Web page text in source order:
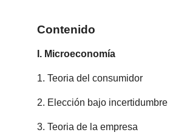
Contenido
I. Microeconomía
1. Teoria del consumidor
2. Elección bajo incertidumbre
3. Teoria de la empresa